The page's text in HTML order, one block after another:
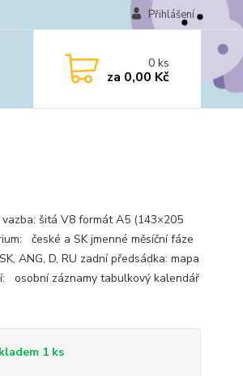
Přihlášení
0ks
za 0,00 Kč
šitá V8 formát A5 (143×205
české a SK jmenné měsíční fáze
ANG, D, RU zadní předsádka: mapa
osobní záznamy tabulkový kalendář
1 ks